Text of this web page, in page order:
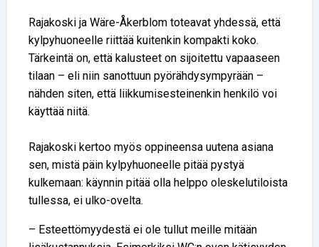
Rajakoski ja Wäre-Åkerblom toteavat yhdessä, että
kylpyhuoneelle riittää kuitenkin kompakti koko.
Tärkeintä on, että kalusteet on sijoitettu vapaaseen
tilaan – eli niin sanottuun pyörähdysympyrään –
nähden siten, että liikkumisesteinenkin henkilö voi
käyttää niitä.
Rajakoski kertoo myös oppineensa uutena asiana
sen, mistä päin kylpyhuoneelle pitää pystyä
kulkemaan: käynnin pitää olla helppo oleskelutiloista
tullessa, ei ulko-ovelta.
– Esteettömyydestä ei ole tullut meille mitään